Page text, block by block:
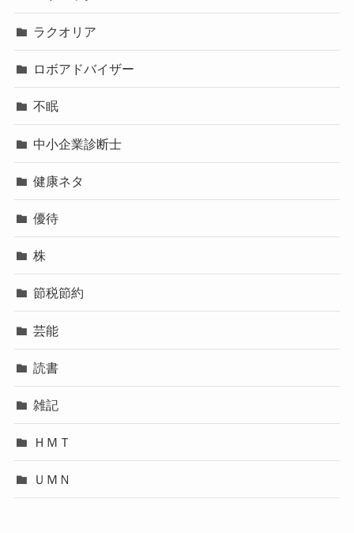
ラクオリア
ロボアドバイザー
不眠
中小企業診断士
健康ネタ
優待
株
節税節約
芸能
読書
雑記
ＨＭＴ
ＵＭＮ